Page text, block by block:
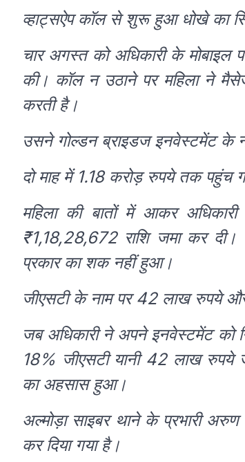
व्हाट्सऐप कॉल से शुरू हुआ धोखे का
चार अगस्त को अधिकारी के
की। कॉल न उठाने पर महिला ने
करती है।
उसने गोल्डन ब्राइडज इनवेस्टमेंट के
दो माह में 1.18 करोड़ रुपये तक पहुंच
महिला की बातों में आकर
₹1,18,28,672 राशि जमा कर
प्रकार का शक नहीं हुआ।
जीएसटी के नाम पर 42 लाख रुपये
जब अधिकारी ने अपने इनवेस्टमेंट को
18% जीएसटी यानी 42 लाख रुपये
का अहसास हुआ।
अल्मोड़ा साइबर थाने के प्रभारी
कर दिया गया है।